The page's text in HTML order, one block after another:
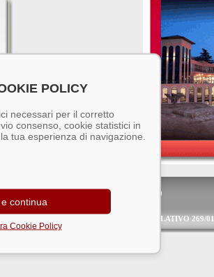
• Iscr. AEE n° IT09060000006100
commercianti del settore
R.&.T.T.E. 1999/5/CE DECRETO LEGISLATIVO 269/01
POLICY
necessari per il corretto
consenso, cookie statistici in
tua esperienza di navigazione.
continua
Cookie Policy